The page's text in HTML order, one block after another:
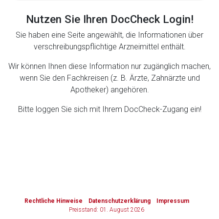
Nutzen Sie Ihren DocCheck Login!
Sie haben eine Seite angewählt, die Informationen über
verschreibungspflichtige Arzneimittel enthält.
Wir können Ihnen diese Information nur zugänglich machen,
wenn Sie den Fachkreisen (z. B. Ärzte, Zahnärzte und
Apotheker) angehören.
Bitte loggen Sie sich mit Ihrem DocCheck-Zugang ein!
Rechtliche Hinweise Datenschutzerklärung
Impressum
Preisstand: 01. August 2026
Zurück zur rote-liste.de Zur Seite